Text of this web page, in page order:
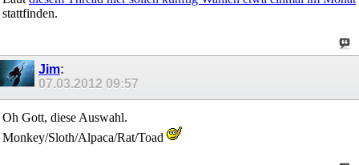
stattfinden.
Jim:
07.03.2012 09:57
Oh Gott, diese Auswahl.
Monkey/Sloth/Alpaca/Rat/Toad